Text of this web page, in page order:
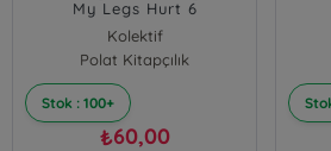
My Legs Hurt 6
Kolektif
Polat Kitapçılık
Stok : 100+
₺60,00